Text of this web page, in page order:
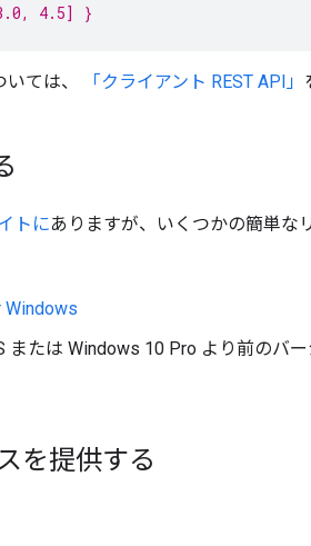
4.5] }
ては、 「クライアント REST API」
トにありますが、いくつかの簡単な
Windows
または Windows 10 Pro より前のバ
を提供する